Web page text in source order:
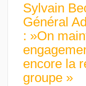
Sylvain
Général
: »On
encore la
groupe »